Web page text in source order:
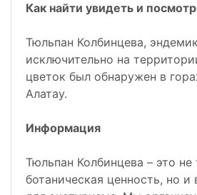
Как найти увидеть и
Тюльпан Колбинцева,
исключительно на
цветок был обнаружен в
Алатау.
Информация
Тюльпан Колбинцева – это не
ботаническая ценность, но